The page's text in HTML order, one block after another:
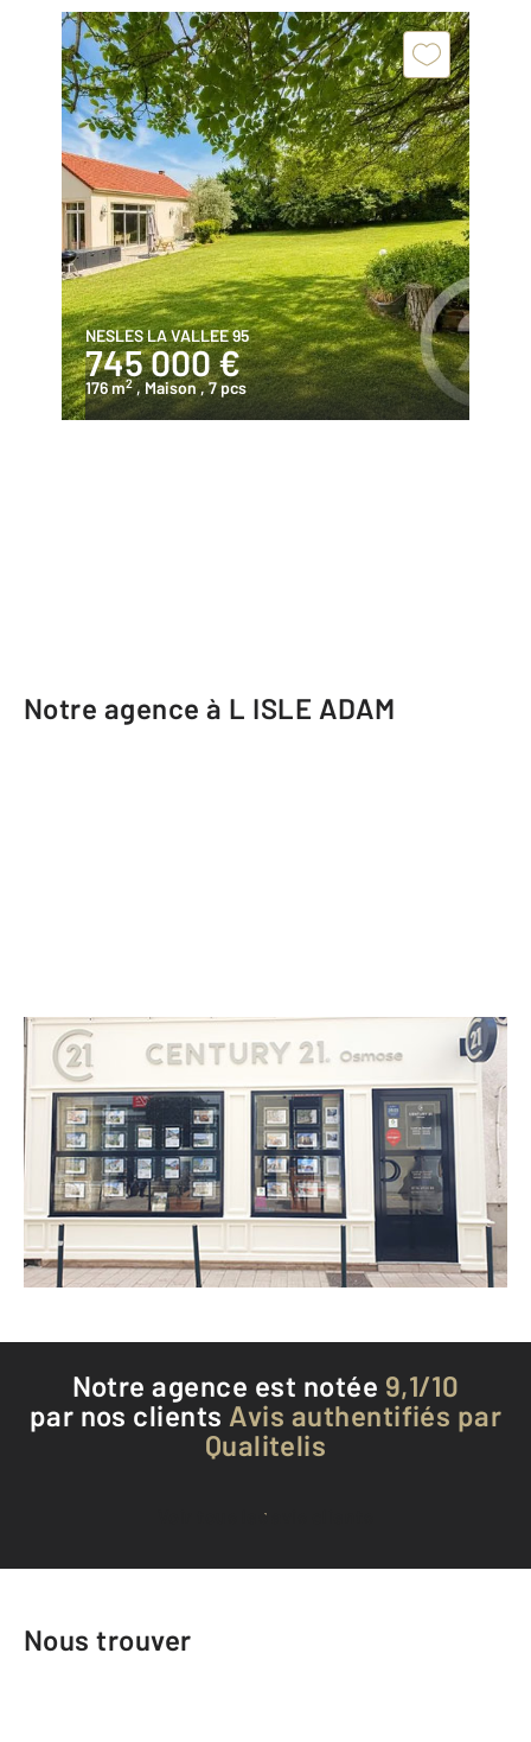
NESLES LA VALLEE 95
745 000 €
176 m2 , Maison, 7 pcs
Notre agence à L ISLE ADAM
CENTURY 21 Osmose
38 Grande rue
L ISLE ADAM - 95290
Envoyer un message
Téléphoner à l'agence
Notre agence est notée 9,1/10
par nos clients Avis authentifiés par
Qualitelis
Voir tous les avis clients
Nous trouver